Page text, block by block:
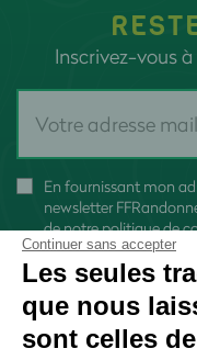
Inscrivez-vous
En fournissant mon
newsletter
denotre politique de
Continuer sans accepter
Les seules
que nous
sont celles